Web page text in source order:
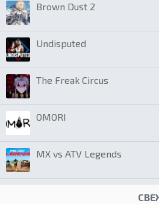
Brown Dust 2
Undisputed
The Freak Circus
OMORI
MX vs ATV Legends